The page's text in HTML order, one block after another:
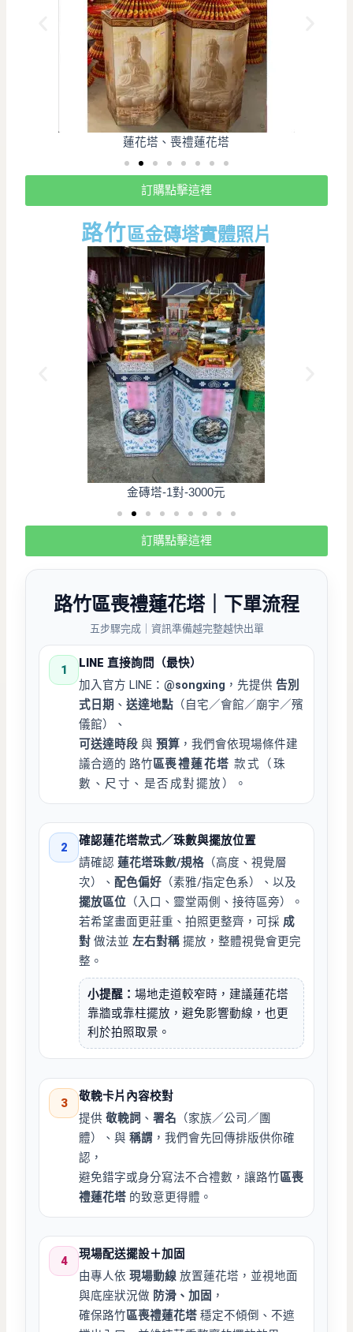
蓮花塔、喪禮蓮花塔
訂購點擊這裡
路竹區金磚塔實體照片
金磚塔-1對-3000元
訂購點擊這裡
路竹區喪禮蓮花塔｜下單流程
五步驟完成｜資訊準備越完整越快出單
1
LINE 直接詢問（最快）
加入官方 LINE：@songxing ，先提供告別
式日期 、送達地點 （自宅／會館／廟宇／殯
儀館）、
可送達時段 與預算 ，我們會依現場條件建
議合適的 路竹區喪禮蓮花塔 款式（珠
數、尺寸、是否成對擺放）。
2
確認蓮花塔款式／珠數與擺放位置
請確認 蓮花塔珠數/規格 （高度、視覺層
次）、 配色偏好 （素雅/指定色系）、以及
擺放區位 （入口、靈堂兩側、接待區旁）。
若希望畫面更莊重、拍照更整齊，可採 成
對 做法並左右對稱 擺放，整體視覺會更完
整。
小提醒：場地走道較窄時，建議蓮花塔
靠牆或靠柱擺放，避免影響動線，也更
利於拍照取景。
3
敬輓卡片內容校對
提供敬輓詞 、署名 （家族／公司／團
體）、與稱謂 ，我們會先回傳排版供你確
認，
避免錯字或身分寫法不合禮數，讓路竹區喪
禮蓮花塔 的致意更得體。
4
現場配送擺設＋加固
由專人依現場動線 放置蓮花塔，並視地面
與底座狀況做 防滑、加固 ，
確保路竹區喪禮蓮花塔 穩定不傾倒、不遮